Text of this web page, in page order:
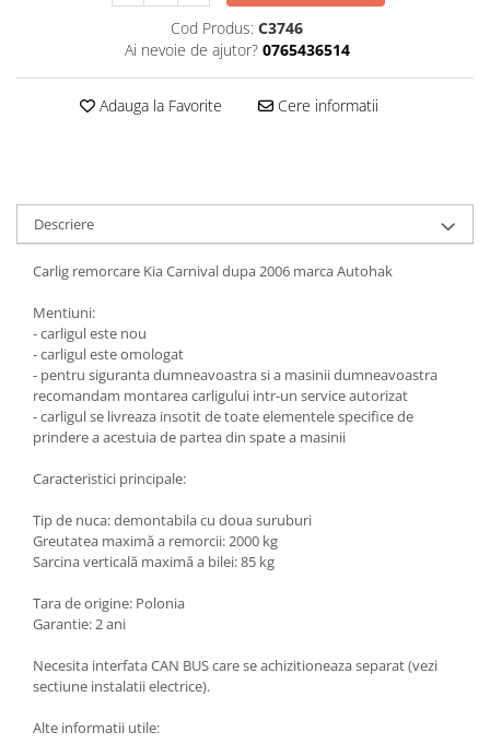
Carlige Lada
Carlige Lancia
Carlige Land Rover
Carlige Lexus
Carlige MAN
Carlige Mazda
Carlige Mercedes
Carlige MG
Carlige Mini
Carlige Mitsubishi
Carlige Nissan
Carlige Opel
Carlige Plymouth
Carlige Polestar
Covorase auto Toyota
Covorase auto Volvo
Scut motor MAN
Scut motor Maxus
Scut motor Mazda
Scut motor Mercedes
Scut motor Mitsubishi
Scut motor Nissan
Scut motor Opel
Scut motor Peugeot
Scut motor Porsche
Scut motor Renault
Scut motor SAAB
Scut motor Seat
Scut motor Skoda
Scut motor Smart
Scut motor SsangYong
Scut motor Suzuki
Scut motor Toyota
Scut motor Volvo
Cod Produs: C3746
Ai nevoie de ajutor? 0765436514
Adauga la Favorite Cere informatii
Descriere
Carlig remorcare Kia Carnival dupa 2006 marca Autohak
Mentiuni:
- carligul este nou
- carligul este omologat
- pentru siguranta dumneavoastra si a masinii dumneavoastra
recomandam montarea carligului intr-un service autorizat
- carligul se livreaza insotit de toate elementele specifice de
prindere a acestuia de partea din spate a masinii
Caracteristici principale:
Tip de nuca: demontabila cu doua suruburi
Greutatea maximă a remorcii: 2000 kg
Sarcina verticală maximă a bilei: 85 kg
Tara de origine: Polonia
Garantie: 2 ani
Necesita interfata CAN BUS care se achizitioneaza separat (vezi
sectiune instalatii electrice).
Alte informatii utile: